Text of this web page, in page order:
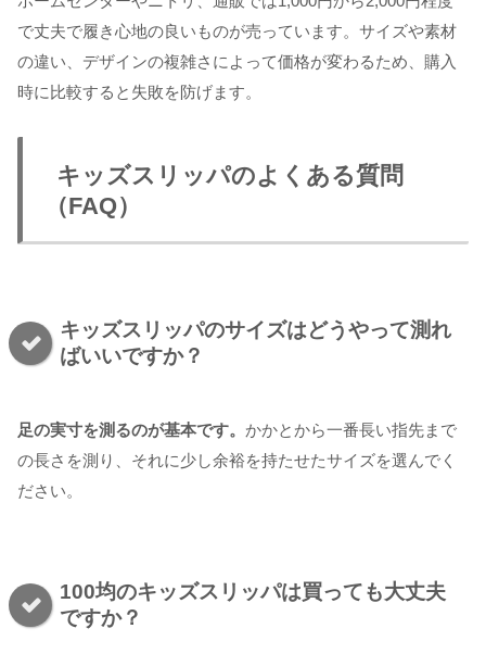
で丈夫で履き心地の良いものが売っています。サイズや素材
の違い、デザインの複雑さによって価格が変わるため、購入
時に比較すると失敗を防げます。
キッズスリッパのよくある質問
（FAQ）
キッズスリッパのサイズはどうやって測れ
ばいいですか？
足の実寸を測るのが基本です。 かかとから一番長い指先まで
の長さを測り、それに少し余裕を持たせたサイズを選んでく
ださい。
100均のキッズスリッパは買っても大丈夫
ですか？